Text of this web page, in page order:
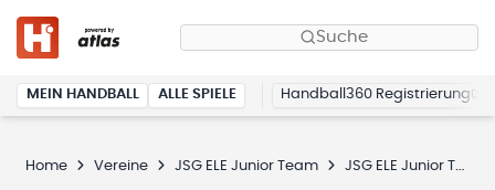
Suche
MEIN HANDBALL ALLE SPIELE Handball360 Registrierung
Home Vereine JSG ELE Junior Team JSG ELE Junior Team 2